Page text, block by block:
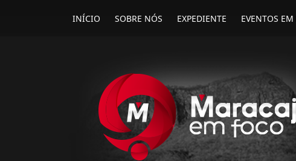
INÍCIO SOBRE NÓS EXPEDIENTE EVENTOS EM